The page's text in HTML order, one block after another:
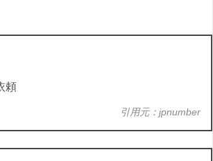
頼
引用元：jpnumber